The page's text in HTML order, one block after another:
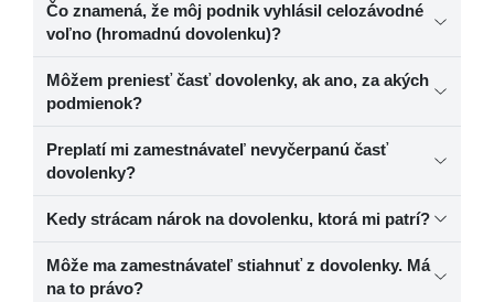
Čo znamená, že môj podnik vyhlásil celozávodné
voľno (hromadnú dovolenku)?
Môžem preniesť časť dovolenky, ak ano, za akých
podmienok?
Preplatí mi zamestnávateľ nevyčerpanú časť
dovolenky?
Kedy strácam nárok na dovolenku, ktorá mi patrí?
Môže ma zamestnávateľ stiahnuť z dovolenky. Má
na to právo?